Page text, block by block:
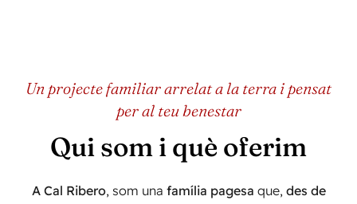
Un projecte familiar arrelat a la terra i pensat
per al teu benestar
Qui som i què oferim
A Cal Ribero, som una família pagesa que, des de